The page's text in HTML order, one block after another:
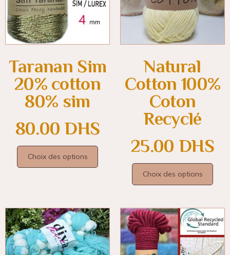
Taranan Sim
20% cotton
80% sim
80.00 DHS
Choix des options
Natural
Cotton 100%
Coton
Recyclé
25.00 DHS
Choix des options